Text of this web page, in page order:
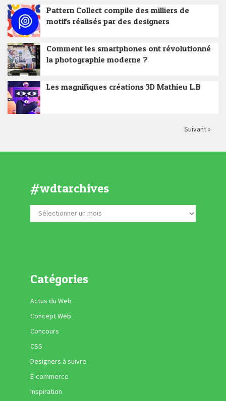
Pattern Collect compile des milliers de
motifs réalisés par des designers
Comment les smartphones ont révolutionné
la photographie moderne ?
Les magnifiques créations 3D Mathieu L.B
Suivant »
#wdtarchives
Catégories
Actus du Web
Concept Web
Concours
CSS
Designers à suivre
E-commerce
Inspiration